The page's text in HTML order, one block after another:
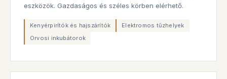
eszközök. Gazdaságos és széles körben elérhető.
Kenyérpirítók és hajszárítók
Elektromos tűzhelyek
Orvosi inkubátorok